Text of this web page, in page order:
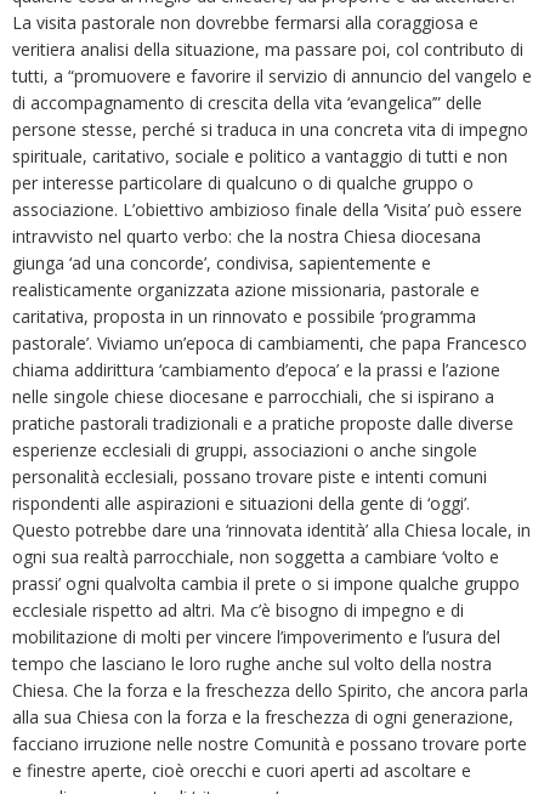
La visita pastorale non dovrebbe fermarsi alla coraggiosa e
veritiera analisi della situazione, ma passare poi, col contributo di
tutti, a “promuovere e favorire il servizio di annuncio del vangelo e
di accompagnamento di crescita della vita ‘evangelica’” delle
persone stesse, perché si traduca in una concreta vita di impegno
spirituale, caritativo, sociale e politico a vantaggio di tutti e non
per interesse particolare di qualcuno o di qualche gruppo o
associazione. L’obiettivo ambizioso finale della ‘Visita’ può essere
intravvisto nel quarto verbo: che la nostra Chiesa diocesana
giunga ‘ad una concorde’, condivisa, sapientemente e
realisticamente organizzata azione missionaria, pastorale e
caritativa, proposta in un rinnovato e possibile ‘programma
pastorale’. Viviamo un’epoca di cambiamenti, che papa Francesco
chiama addirittura ‘cambiamento d’epoca’ e la prassi e l’azione
nelle singole chiese diocesane e parrocchiali, che si ispirano a
pratiche pastorali tradizionali e a pratiche proposte dalle diverse
esperienze ecclesiali di gruppi, associazioni o anche singole
personalità ecclesiali, possano trovare piste e intenti comuni
rispondenti alle aspirazioni e situazioni della gente di ‘oggi’.
Questo potrebbe dare una ‘rinnovata identità’ alla Chiesa locale, in
ogni sua realtà parrocchiale, non soggetta a cambiare ‘volto e
prassi’ ogni qualvolta cambia il prete o si impone qualche gruppo
ecclesiale rispetto ad altri. Ma c’è bisogno di impegno e di
mobilitazione di molti per vincere l’impoverimento e l’usura del
tempo che lasciano le loro rughe anche sul volto della nostra
Chiesa. Che la forza e la freschezza dello Spirito, che ancora parla
alla sua Chiesa con la forza e la freschezza di ogni generazione,
facciano irruzione nelle nostre Comunità e possano trovare porte
e finestre aperte, cioè orecchi e cuori aperti ad ascoltare e